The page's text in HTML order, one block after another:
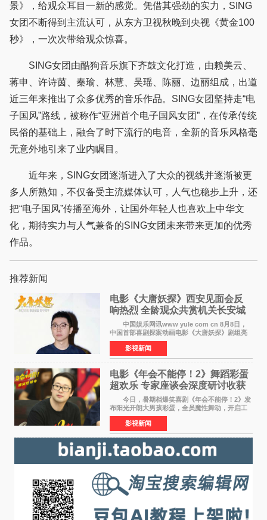
景》，给观众耳目一新的感觉。凭借其强劲的实力，SING
女团不断得到主流认可，从东方卫视秋晚到央视《黄金100
秒》，一次次带给观众惊喜。
SING女团由酷狗音乐旗下齐鼓文化打造，由赖美云、
蒋申、许诗茵、秦瑜、林慧、吴瑶、陈丽、边丽组成，出道
近三年来推出了众多优秀的音乐作品。SING女团坚持走“电
子国风”路线，被称作“亚洲首个电子国风女团”，在传承传统
民俗的基础上，融合了时下流行的电音，全新的音乐风格毫
无意外地引来了业内瞩目。
近年来，SING女团逐渐进入了大众的视线并逐渐被更
多人所熟知，不仅备受主流媒体认可，人气也稳步上升，还
把“电子国风”传播至海外，让国外年轻人也喜欢上中华文
化，期待实力与人气兼备的SING女团未来带来更加的优秀
作品。
推荐新闻
电影《大唐妖探》西安见面会反
响热烈 全龄观众共赏机关长安城
中国娱乐网讯www yule com cn 8月8日，
中国首部喜剧探案动画电影《大唐妖探》剧组亮
相西安，举办线下见面会活动。导演程腾、联合
导演黄珉、总制片人曹紫建、制片人李莹莹、领
衔声音出演雷淞然
影视新闻
电影《年会不能停！2》舞蹈彩蛋
超欢乐 专家座谈会深度研讨收获
满满
今日，暑期档爆笑喜剧《年会不能停！2》发
布阳光开朗大男孩彩蛋，全员魔性舞动，开启工
位狂欢模式。影片于昨日同步举办专家座谈会，
导演董润年、总制片人应萝佳出席现场，与一众
业内、学界专家
影视新闻